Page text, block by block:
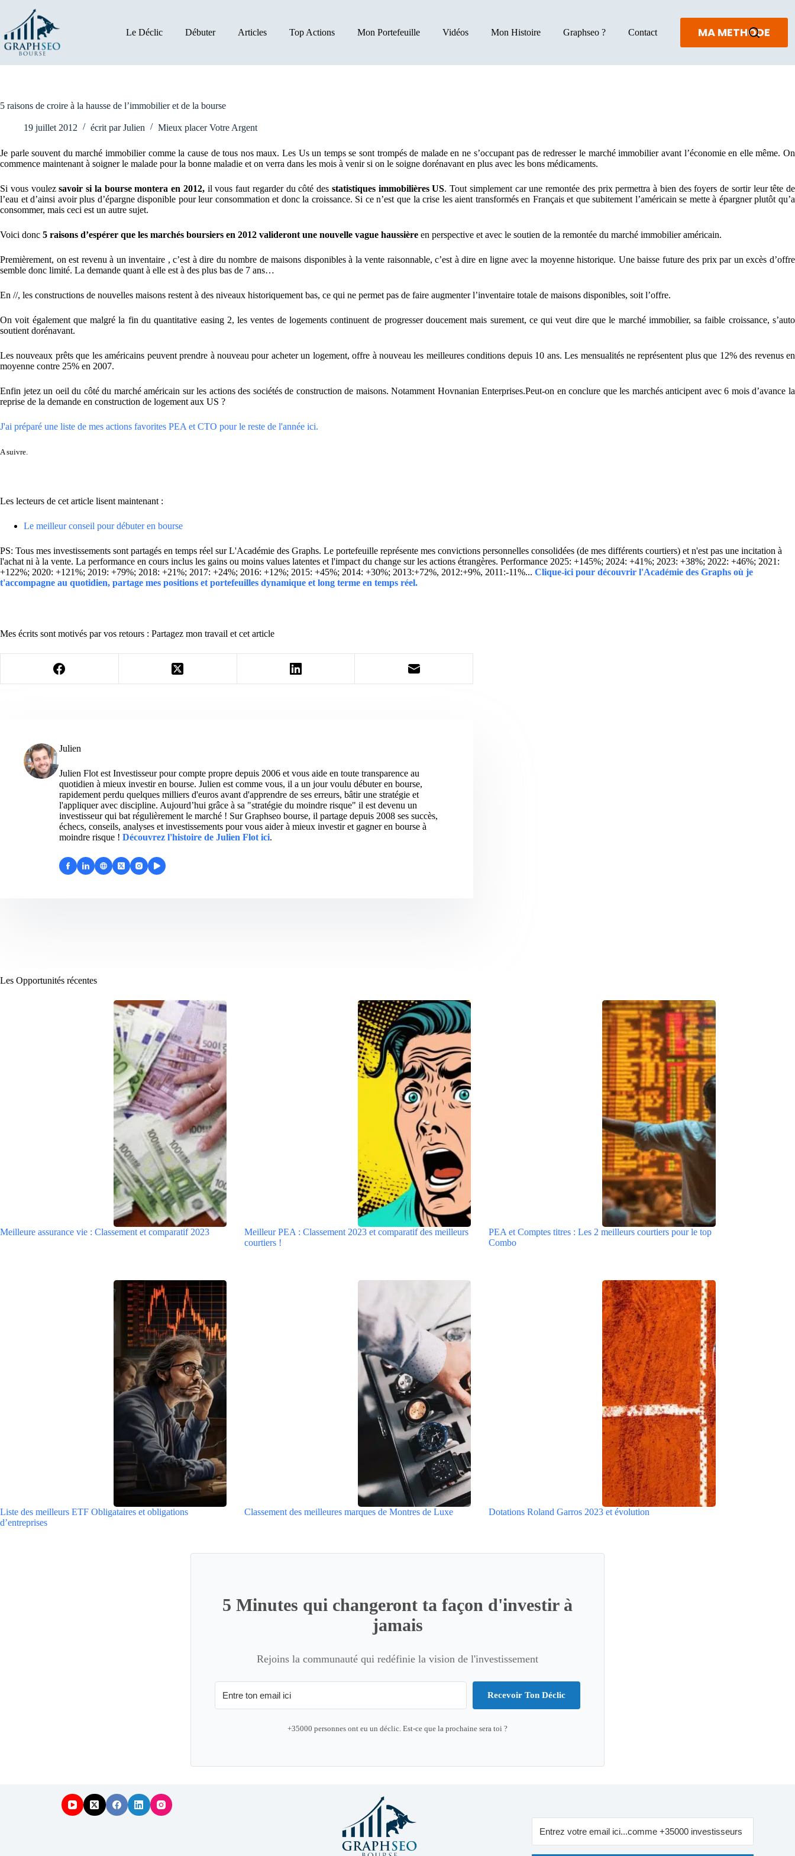
contenu
Le Déclic Débuter Articles Top Actions Mon Portefeuille Vidéos Mon Histoire Graphseo ? Contact MA METHODE
5 raisons de croire à la hausse de l’immobilier et de la bourse
19 juillet 2012 écrit par Julien Mieux placer Votre Argent
Je parle souvent du marché immobilier comme la cause de tous nos maux. Les Us un temps se sont trompés de malade en ne s’occupant pas de redresser le marché immobilier avant l’économie en elle même. On
commence maintenant à soigner le malade pour la bonne maladie et on verra dans les mois à venir si on le soigne dorénavant en plus avec les bons médicaments.
Si vous voulezsavoir si la bourse montera en 2012,il vous faut regarder du côté des statistiques immobilières US. Tout simplement car une remontée des prix permettra à bien des foyers de sortir leur tête de
l’eau et d’ainsi avoir plus d’épargne disponible pour leur consommation et donc la croissance. Si ce n’est que la crise les aient transformés en Français et que subitement l’américain se mette à épargner plutôt qu’a
consommer, mais ceci est un autre sujet.
Voici donc 5 raisons d’espérer que les marchés boursiers en 2012 valideront une nouvelle vague haussière en perspective et avec le soutien de la remontée du marché immobilier américain.
Premièrement, on est revenu à un inventaire , c’est à dire du nombre de maisons disponibles à la vente raisonnable, c’est à dire en ligne avec la moyenne historique. Une baisse future des prix par un excès d’offre
semble donc limité. La demande quant à elle est à des plus bas de 7 ans…
En //, les constructions de nouvelles maisons restent à des niveaux historiquement bas, ce qui ne permet pas de faire augmenter l’inventaire totale de maisons disponibles, soit l’offre.
On voit également que malgré la fin du quantitative easing 2, les ventes de logements continuent de progresser doucement mais surement, ce qui veut dire que le marché immobilier, sa faible croissance, s’auto
soutient dorénavant.
Les nouveaux prêts que les américains peuvent prendre à nouveau pour acheter un logement, offre à nouveau les meilleures conditions depuis 10 ans. Les mensualités ne représentent plus que 12% des revenus en
moyenne contre 25% en 2007.
Enfin jetez un oeil du côté du marché américain sur les actions des sociétés de construction de maisons. Notamment Hovnanian Enterprises.Peut-on en conclure que les marchés anticipent avec 6 mois d’avance la
reprise de la demande en construction de logement aux US ?
J'ai préparé une liste de mes actions favorites PEA et CTO pour le reste de l'année ici.
A suivre.
Les lecteurs de cet article lisent maintenant :
Le meilleur conseil pour débuter en bourse
PS: Tous mes investissements sont partagés en temps réel sur L'Académie des Graphs. Le portefeuille représente mes convictions personnelles consolidées (de mes différents courtiers) et n'est pas une incitation à
l'achat ni à la vente. La performance en cours inclus les gains ou moins values latentes et l'impact du change sur les actions étrangères. Performance 2025: +145%; 2024: +41%; 2023: +38%; 2022: +46%; 2021:
+122%; 2020: +121%; 2019: +79%; 2018: +21%; 2017: +24%; 2016: +12%; 2015: +45%; 2014: +30%; 2013:+72%, 2012:+9%, 2011:-11%... Clique-ici pour découvrir l'Académie des Graphs où je
t'accompagne au quotidien, partage mes positions et portefeuilles dynamique et long terme en temps réel.
Mes écrits sont motivés par vos retours : Partagez mon travail et cet article
Julien
Julien Flot est Investisseur pour compte propre depuis 2006 et vous aide en toute transparence au
quotidien à mieux investir en bourse. Julien est comme vous, il a un jour voulu débuter en bourse,
rapidement perdu quelques milliers d'euros avant d'apprendre de ses erreurs, bâtir une stratégie et
l'appliquer avec discipline. Aujourd’hui grâce à sa "stratégie du moindre risque" il est devenu un
investisseur qui bat régulièrement le marché ! Sur Graphseo bourse, il partage depuis 2008 ses succès,
échecs, conseils, analyses et investissements pour vous aider à mieux investir et gagner en bourse à
moindre risque ! Découvrez l'histoire de Julien Flot ici.
Les Opportunités récentes
Meilleure assurance vie : Classement et comparatif 2023
Meilleur PEA : Classement 2023 et comparatif des meilleurs
courtiers !
PEA et Comptes titres : Les 2 meilleurs courtiers pour le top
Combo
Liste des meilleurs ETF Obligataires et obligations
d’entreprises
Classement des meilleures marques de Montres de Luxe Dotations Roland Garros 2023 et évolution
5 Minutes qui changeront ta façon d'investir à
jamais
Rejoins la communauté qui redéfinie la vision de l'investissement
Recevoir Ton Déclic
+35000 personnes ont eu un déclic. Est-ce que la prochaine sera toi ?